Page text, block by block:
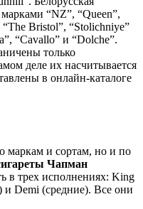
“NZ”, “Queen”,
Bristol”, “Stolichniye”
“Cavallo” и “Dolche”.
только
деле их насчитывается
в онлайн-каталоге
маркам и сортам, но и по
Чапман
в трех исполнениях: King
и Demi (средние). Все они